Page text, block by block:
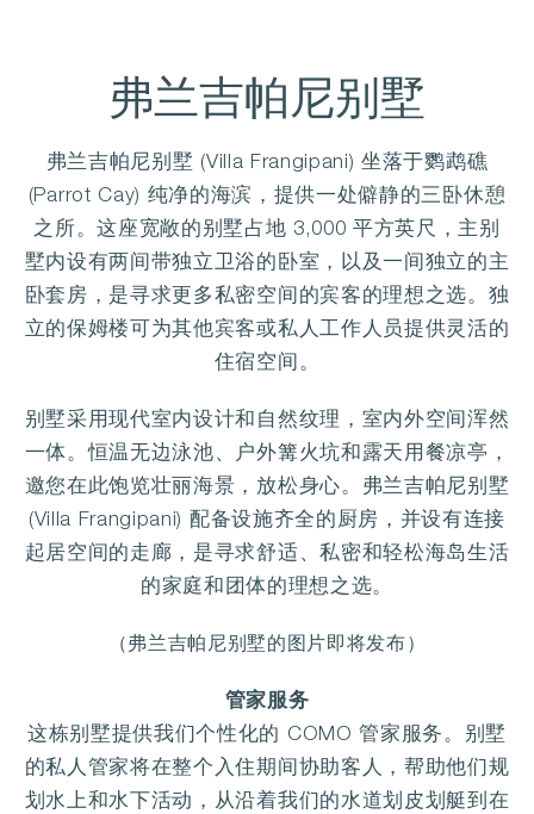
弗兰吉帕尼别墅
弗兰吉帕尼别墅 (Villa Frangipani) 坐落于鹦鹉礁
(Parrot Cay) 纯净的海滨，提供一处僻静的三卧休憩
之所。这座宽敞的别墅占地 3,000 平方英尺，主别
墅内设有两间带独立卫浴的卧室，以及一间独立的主
卧套房，是寻求更多私密空间的宾客的理想之选。独
立的保姆楼可为其他宾客或私人工作人员提供灵活的
住宿空间。
别墅采用现代室内设计和自然纹理，室内外空间浑然
一体。恒温无边泳池、户外篝火坑和露天用餐凉亭，
邀您在此饱览壮丽海景，放松身心。弗兰吉帕尼别墅
(Villa Frangipani) 配备设施齐全的厨房，并设有连接
起居空间的走廊，是寻求舒适、私密和轻松海岛生活
的家庭和团体的理想之选。
（弗兰吉帕尼别墅的图片即将发布）
管家服务
这栋别墅提供我们个性化的 COMO 管家服务。别墅
的私人管家将在整个入住期间协助客人，帮助他们规
划水上和水下活动，从沿着我们的水道划皮划艇到在